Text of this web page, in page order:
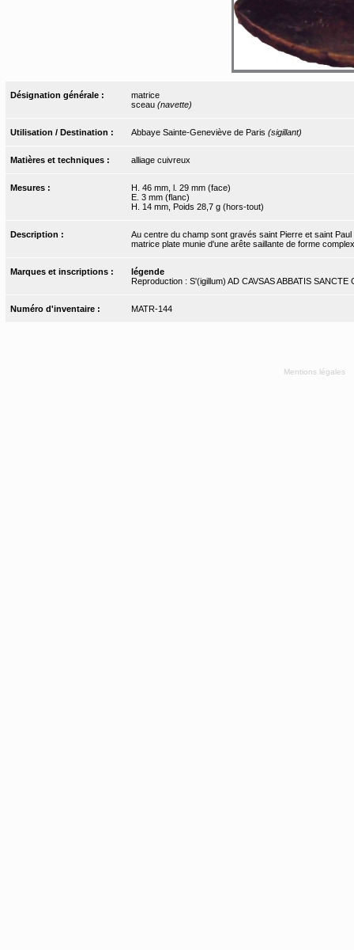
Désignation générale :
matrice
sceau (navette)
Utilisation / Destination : Abbaye Sainte-Geneviève de Paris (sigillant)
Matières et techniques : alliage cuivreux
Mesures :
H. 46 mm, l. 29 mm (face)
E. 3 mm (flanc)
H. 14 mm, Poids 28,7 g (hors-tout)
Description :
Au centre du champ sont gravés saint Pierre et saint
matrice plate munie d'une arête saillante de forme
Marques et inscriptions :
légende
Reproduction : S'(igillum) AD CAVSAS ABBATIS SANCTE
Numéro d'inventaire : MATR-144
Mentions légales